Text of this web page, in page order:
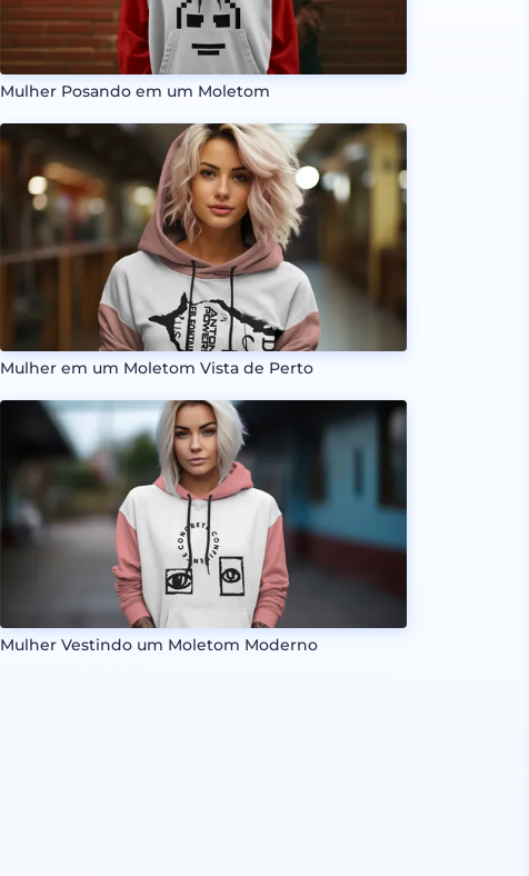
Mulher Posando em um Moletom
Mulher em um Moletom Vista de Perto
Mulher Vestindo um Moletom Moderno